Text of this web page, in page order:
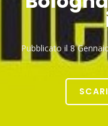
Pubblicato il8